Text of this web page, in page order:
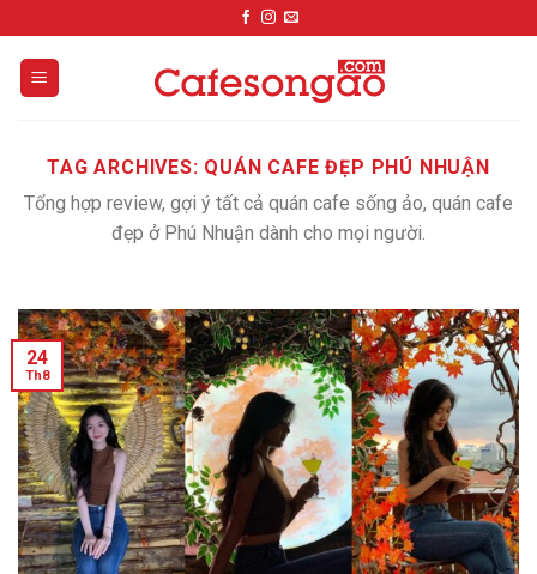
to
content
TAG ARCHIVES: QUÁN CAFE ĐẸP PHÚ NHUẬN
Tổng hợp review, gợi ý tất cả quán cafe sống ảo, quán cafe
đẹp ở Phú Nhuận dành cho mọi người.
24
Th8